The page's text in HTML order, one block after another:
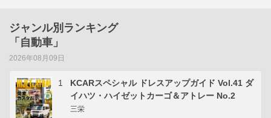
ジャンル別ランキング
「自動車」
2026年08月09日
1
KCARスペシャル ドレスアップガイド Vol.41 ダ
イハツ・ハイゼットカーゴ＆アトレー No.2
三栄